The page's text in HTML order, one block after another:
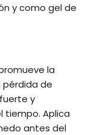
y como gel de
la
pérdida de
y
tiempo. Aplica
antes del